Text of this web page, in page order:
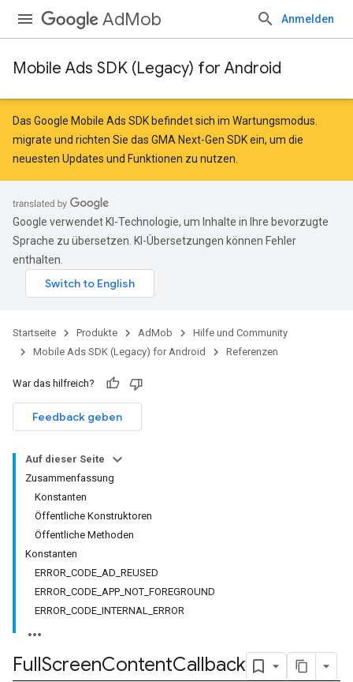
AdMob Anmelden
Mobile Ads SDK (Legacy) for Android
Das Google Mobile Ads SDK befindet sich im Wartungsmodus.
migrate und richten Sie das GMA Next-Gen SDK ein, um die
neuesten Updates und Funktionen zu nutzen.
Google verwendet KI-Technologie, um Inhalte in Ihre bevorzugte
Sprache zu übersetzen. KI-Übersetzungen können Fehler
enthalten.
Startseite Produkte AdMob
Hilfe und Community
Mobile Ads SDK (Legacy) for Android
Referenzen
War das hilfreich?
Feedback geben
Auf dieser Seite
Zusammenfassung
Konstanten
Öffentliche Konstruktoren
Öffentliche Methoden
Konstanten
ERROR_CODE_AD_REUSED
ERROR_CODE_APP_NOT_FOREGROUND
ERROR_CODE_INTERNAL_ERROR
FullScreenContentCallback